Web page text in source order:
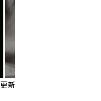
更新